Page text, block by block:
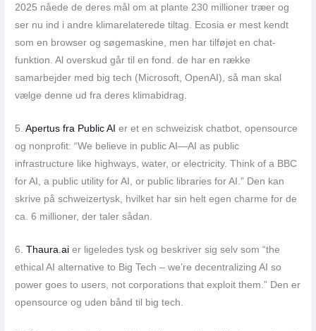
2025 nåede de deres mål om at plante 230 millioner træer og
ser nu ind i andre klimarelaterede tiltag. Ecosia er mest kendt
som en browser og søgemaskine, men har tilføjet en chat-
funktion. Al overskud går til en fond. de har en række
samarbejder med big tech (Microsoft, OpenAI), så man skal
vælge denne ud fra deres klimabidrag.
5.Apertus fra Public AI er et en schweizisk chatbot, opensource
og nonprofit: “We believe in public AI—AI as public
infrastructure like highways, water, or electricity. Think of a BBC
for AI, a public utility for AI, or public libraries for AI.” Den kan
skrive på schweizertysk, hvilket har sin helt egen charme for de
ca. 6 millioner, der taler sådan.
6.Thaura.aier ligeledes tysk og beskriver sig selv som “the
ethical AI alternative to Big Tech – we’re decentralizing AI so
power goes to users, not corporations that exploit them.” Den er
opensource og uden bånd til big tech.